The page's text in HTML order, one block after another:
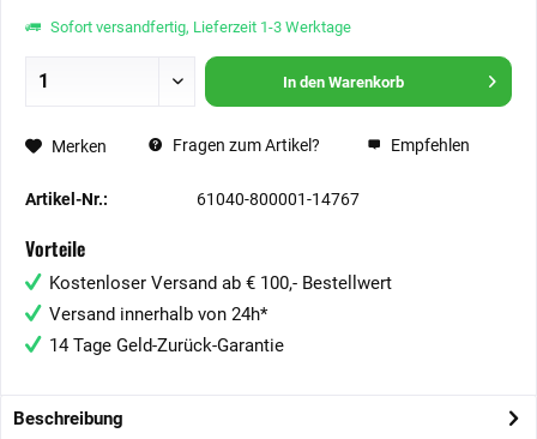
Sofort versandfertig, Lieferzeit 1-3 Werktage
In den Warenkorb
Merken Fragen zum Artikel? Empfehlen
Artikel-Nr.: 61040-800001-14767
Vorteile
Kostenloser Versand ab € 100,- Bestellwert
Versand innerhalb von 24h*
14 Tage Geld-Zurück-Garantie
Beschreibung